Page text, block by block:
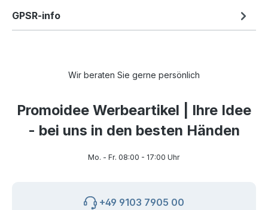
GPSR-info
Wir beraten Sie gerne persönlich
Promoidee Werbeartikel | Ihre Idee
- bei uns in den besten Händen
Mo. - Fr. 08:00 - 17:00 Uhr
+49 9103 7905 00